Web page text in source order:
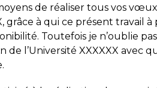
de réaliser tous vos vœux
grâce à qui ce présent travail à
Toutefois je n’oublie pas
de l’Université XXXXXX avec